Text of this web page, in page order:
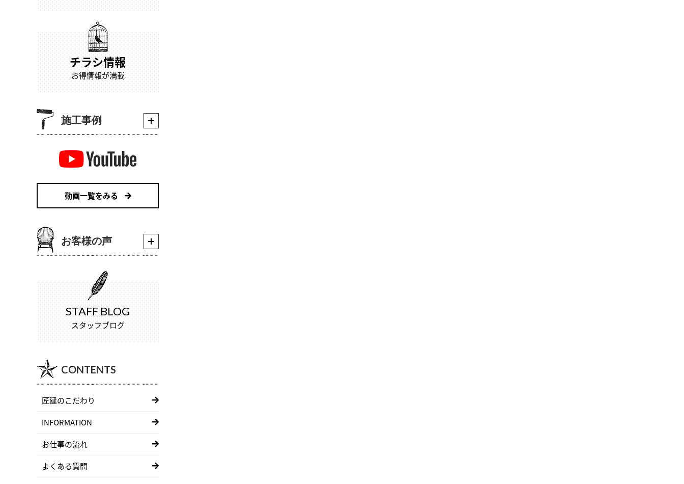
チラシ情報
お得情報が満載
施工事例
動画一覧をみる
お客様の声
STAFF BLOG
スタッフブログ
CONTENTS
匠建のこだわり
INFORMATION
お仕事の流れ
よくある質問